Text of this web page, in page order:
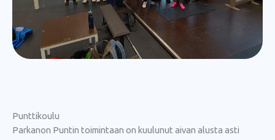
Punttikoulu
Parkanon Puntin toimintaan on kuulunut aivan alusta asti